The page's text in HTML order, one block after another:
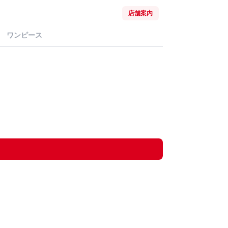
店舗案内
ワンピース